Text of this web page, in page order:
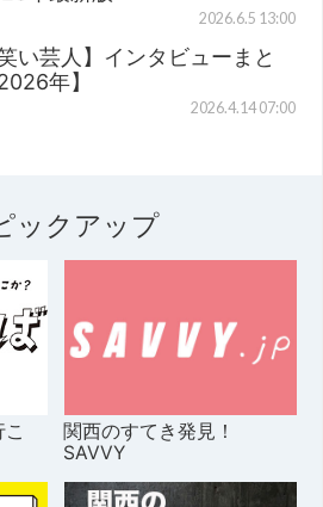
2026.6.5 13:00
笑い芸人】インタビューまと
年】
2026.4.14 07:00
ックアップ
関西のすてき発見！
SAVVY